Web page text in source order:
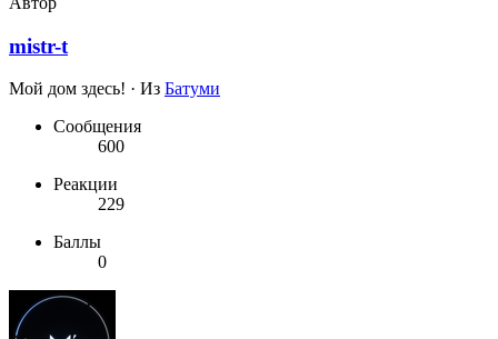
mistr-t
Мой дом здесь! · Из Батуми
Сообщения
600
Реакции
229
Баллы
0